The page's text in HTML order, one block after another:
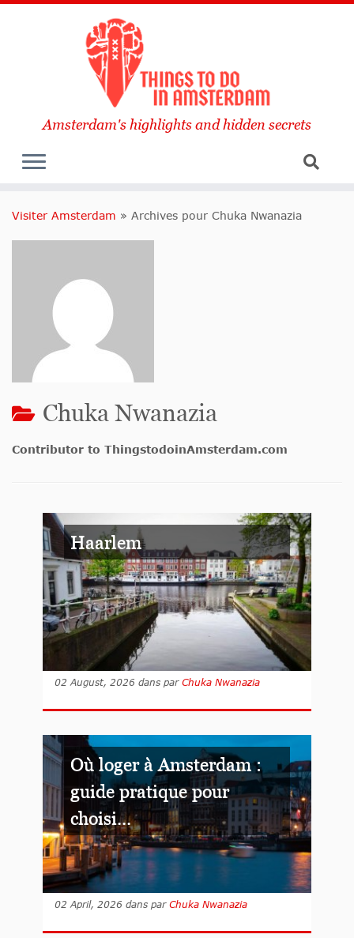
Amsterdam's highlights and hidden secrets
Visiter Amsterdam » Archives pour Chuka Nwanazia
Chuka Nwanazia
Contributor to ThingstodoinAmsterdam.com
Haarlem
02 August, 2026 dans par Chuka Nwanazia
Où loger à Amsterdam :
guide pratique pour
choisi...
02 April, 2026 dans par Chuka Nwanazia